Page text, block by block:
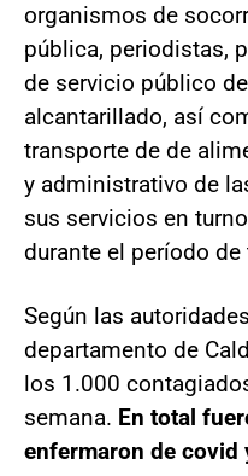
organismos de
pública, periodistas,
de servicio público
alcantarillado, así
transporte de de
y administrativo de
sus servicios en
durante el período de
Según las
departamento de
los 1.000
semana. En total
enfermaron de covid